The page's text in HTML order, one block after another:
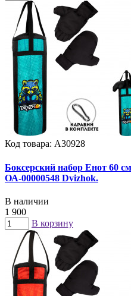
Код товара: А30928
Боксерский набор Енот 60
ОА-00000548 Dvizhok.
В наличии
1 900
В корзину